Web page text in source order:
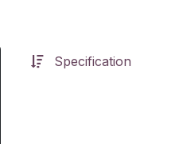
Specification